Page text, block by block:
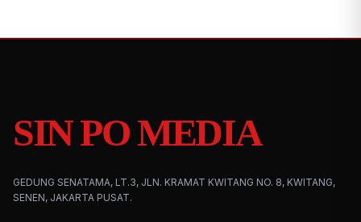
SIN PO MEDIA
GEDUNG SENATAMA, LT.3, JLN. KRAMAT KWITANG NO. 8, KWITANG,
SENEN, JAKARTA PUSAT.